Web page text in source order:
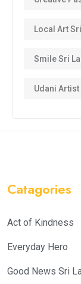
Local Art
Smile Sri
Udani Artist
Catagories
Act of Kindness
Everyday Hero
Good News Sri